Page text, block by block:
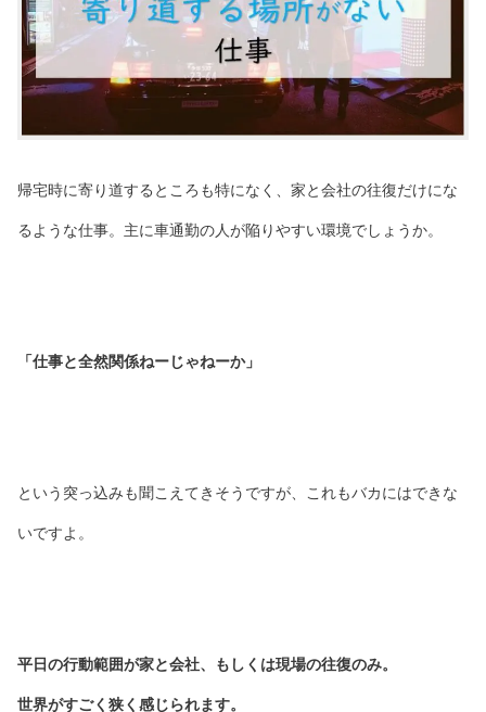
帰宅時に寄り道するところも特になく、家と会社の往復だけにな
るような仕事。主に車通勤の人が陥りやすい環境でしょうか。
「仕事と全然関係ねーじゃねーか」
という突っ込みも聞こえてきそうですが、これもバカにはできな
いですよ。
平日の行動範囲が家と会社、もしくは現場の往復のみ。
世界がすごく狭く感じられます。